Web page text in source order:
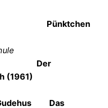
Pünktchen
Der
(1961)
Das